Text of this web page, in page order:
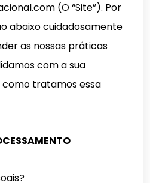
(O “Site”). Por
abaixo cuidadosamente
as nossas práticas
com a sua
tratamos essa